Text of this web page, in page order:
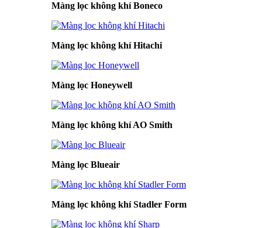
Màng lọc không khí Boneco
Màng lọc không khí Hitachi
Màng lọc Honeywell
Màng lọc không khí AO Smith
Màng lọc Blueair
Màng lọc không khí Stadler Form